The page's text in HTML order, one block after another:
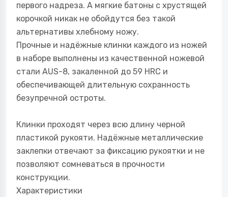
первого надреза. А мягкие батоны с хрустящей
корочкой никак не обойдутся без такой
альтернативы хлебному ножу.
Прочные и надёжные клинки каждого из ножей
в наборе выполнены из качественной ножевой
стали AUS-8, закаленной до 59 HRC и
обеспечивающей длительную сохранность
безупречной остроты.
Клинки проходят через всю длину черной
пластикой рукояти. Надёжные металлические
заклепки отвечают за фиксацию рукоятки и не
позволяют сомневаться в прочности
конструкции.
Характеристики